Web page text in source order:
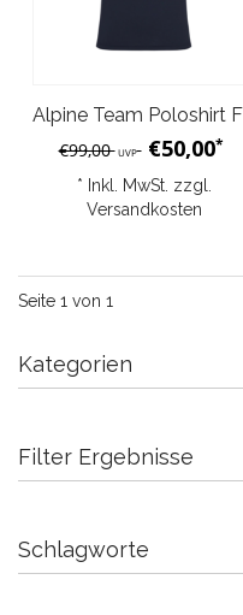
€99,00 UVP €50,00*
* Inkl. MwSt. zzgl.
Versandkosten
Seite 1 von 1
Kategorien
Filter Ergebnisse
Schlagworte